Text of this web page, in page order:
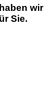
wir
Sie.